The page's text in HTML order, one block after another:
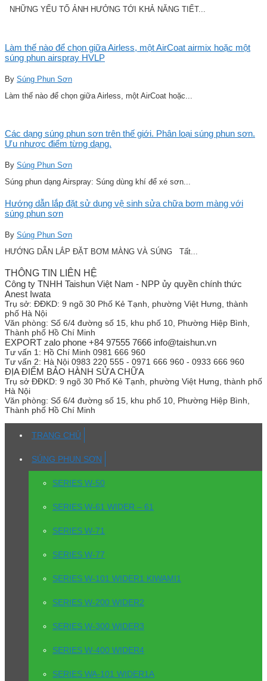
NHỮNG YẾU TỐ ẢNH HƯỞNG TỚI KHẢ NĂNG TIẾT...
Làm thế nào để chọn giữa Airless, một AirCoat airmix hoặc một
súng phun airspray HVLP
By Súng Phun Sơn
Làm thế nào để chọn giữa Airless, một AirCoat hoặc...
Các dạng súng phun sơn trên thế giới. Phân loại súng phun sơn.
Ưu nhược điểm từng dạng.
By Súng Phun Sơn
Súng phun dạng Airspray: Súng dùng khí để xé sơn...
Hướng dẫn lắp đặt sử dụng vệ sinh sửa chữa bơm màng với
súng phun sơn
By Súng Phun Sơn
HƯỚNG DẪN LẮP ĐẶT BƠM MÀNG VÀ SÚNG Tất...
THÔNG TIN LIÊN HỆ
Công ty TNHH Taishun Việt Nam - NPP ủy quyền chính thức
Anest Iwata
Trụ sở: ĐĐKD: 9 ngõ 30 Phố Kẻ Tạnh, phường Việt Hưng, thành
phố Hà Nội
Văn phòng: Số 6/4 đường số 15, khu phố 10, Phường Hiệp Bình,
Thành phố Hồ Chí Minh
EXPORT zalo phone +84 97555 7666 info@taishun.vn
Tư vấn 1: Hồ Chí Minh 0981 666 960
Tư vấn 2: Hà Nội 0983 220 555 - 0971 666 960 - 0933 666 960
ĐỊA ĐIỂM BẢO HÀNH SỬA CHỮA
Trụ sở ĐĐKD: 9 ngõ 30 Phố Kẻ Tạnh, phường Việt Hưng, thành phố
Hà Nội
Văn phòng: Số 6/4 đường số 15, khu phố 10, Phường Hiệp Bình,
Thành phố Hồ Chí Minh
TRANG CHỦ
SÚNG PHUN SƠN
SERIES W-50
SERIES W-61 WIDER – 61
SERIES W-71
SERIES W-77
SERIES W-101 WIDER1 KIWAMI1
SERIES W-200 WIDER2
SERIES W-300 WIDER3
SERIES W-400 WIDER4
SERIES WA-101 WIDER1A